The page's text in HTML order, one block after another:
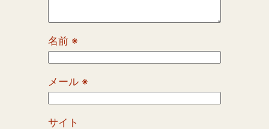
名前 ※
メール ※
サイト